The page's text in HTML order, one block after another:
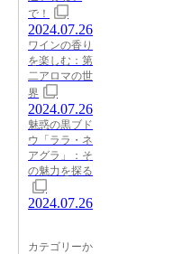
で！
2024.07.26
ワインの香り
を楽しむ：第
二アロマの世
界
2024.07.26
魅惑の黒ブド
ウ「ララ・ネ
アグラ」：そ
の魅力を探る
2024.07.26
カテゴリーか